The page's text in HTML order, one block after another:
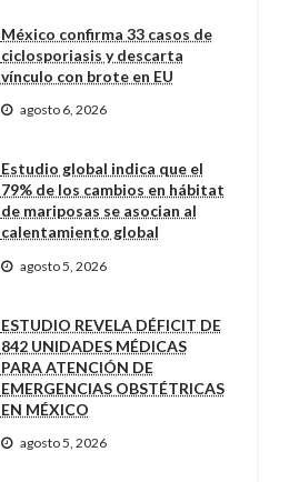
México confirma 33 casos de
ciclosporiasis y descarta
vínculo con brote en EU
agosto 6, 2026
Estudio global indica que el
79% de los cambios en hábitat
de mariposas se asocian al
calentamiento global
agosto 5, 2026
ESTUDIO REVELA DÉFICIT DE
842 UNIDADES MÉDICAS
PARA ATENCIÓN DE
EMERGENCIAS OBSTÉTRICAS
EN MÉXICO
agosto 5, 2026